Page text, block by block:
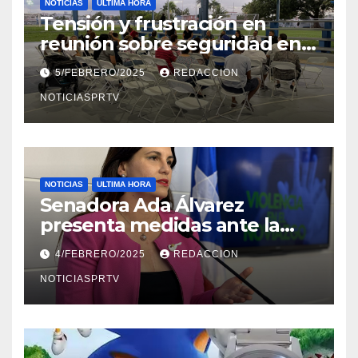
NOTICIAS ULTIMA HORA
Tensión y frustración en
reunión sobre seguridad en
Reparto Metropolitano
5/FEBRERO/2025 REDACCION
NOTICIASPRTV
NOTICIAS ULTIMA HORA
Senadora Ada Álvarez
presenta medidas ante la
violencia en el noviazgo
4/FEBRERO/2025 REDACCION
NOTICIASPRTV